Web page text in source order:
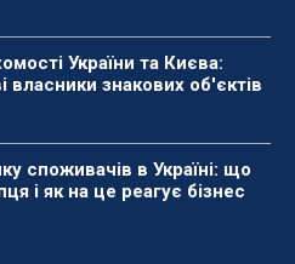
України та Києва:
власники знакових об'єктів
споживачів в Україні: що
і як на це реагує бізнес